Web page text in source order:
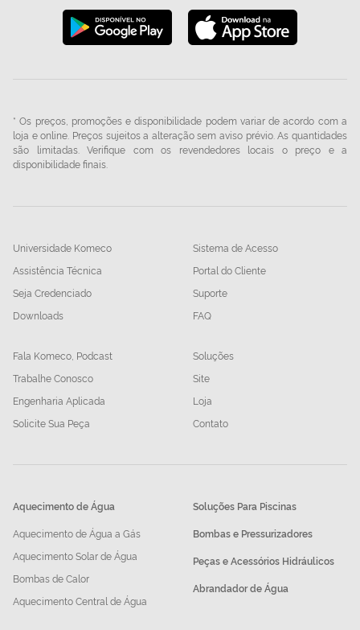
* Os preços, promoções e disponibilidade podem variar de acordo com a
loja e online. Preços sujeitos a alteração sem aviso prévio. As quantidades
são limitadas. Verifique com os revendedores locais o preço e a
disponibilidade finais.
Universidade Komeco
Assistência Técnica
Seja Credenciado
Downloads
Sistema de Acesso
Portal do Cliente
Suporte
FAQ
Fala Komeco, Podcast
Trabalhe Conosco
Engenharia Aplicada
Solicite Sua Peça
Soluções
Site
Loja
Contato
Aquecimento de Água
Aquecimento de Água a Gás
Aquecimento Solar de Água
Bombas de Calor
Aquecimento Central de Água
Soluções Para Piscinas
Bombas e Pressurizadores
Peças e Acessórios Hidráulicos
Abrandador de Água